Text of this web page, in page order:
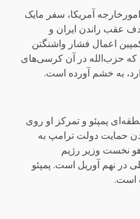
آمریکا، سفر مایک
عقب راندن ایران و
اعمال فشار واشنگتن
را که حزب‌الله در آن کرسی‌های
به خشم آورده است.
پمپئو و تمرکز او روی
حمایت دولت ترامپ به
نخست وزیر رژیم
در نهم آوریل است. پمپئو
است.